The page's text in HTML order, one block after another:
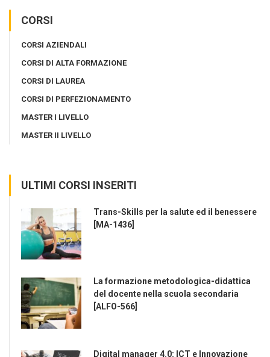
CORSI
CORSI AZIENDALI
CORSI DI ALTA FORMAZIONE
CORSI DI LAUREA
CORSI DI PERFEZIONAMENTO
MASTER I LIVELLO
MASTER II LIVELLO
ULTIMI CORSI INSERITI
Trans-Skills per la salute ed il benessere
[MA-1436]
La formazione metodologica-didattica
del docente nella scuola secondaria
[ALFO-566]
Digital manager 4.0: ICT e Innovazione